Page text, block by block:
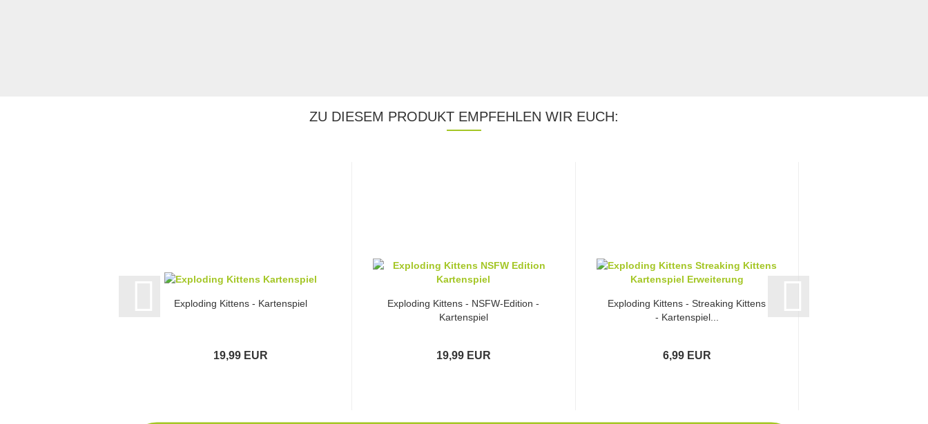
ZU DIESEM PRODUKT EMPFEHLEN WIR EUCH:
Exploding Kittens - Kartenspiel
19,99 EUR
Exploding Kittens - NSFW-Edition -
Kartenspiel
19,99 EUR
Exploding Kittens - Streaking Kittens
- Kartenspiel...
6,99 EUR